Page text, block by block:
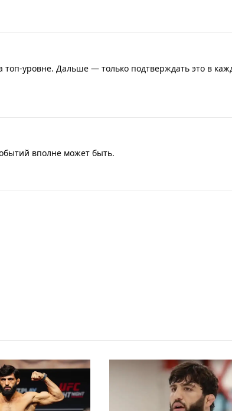
топ-уровне. Дальше — только подтверждать это в
вполне может быть.